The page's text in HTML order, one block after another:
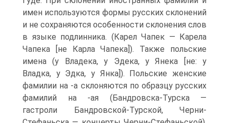
имен используются формы русских склонений
и не сохраняются особенности склонения слов
в языке подлинника. (Карел Чапек — Карела
Чапека [не Карла Чапека]). Также польские
имена (у Владека, у Эдека, у Янека [не: у
Владка, у Эдка, у Янка]). Польские женские
фамилии на -а склоняются по образцу русских
фамилий на -ая (Бандровска-Турска —
гастроли Бандровской-Турской, Черни-